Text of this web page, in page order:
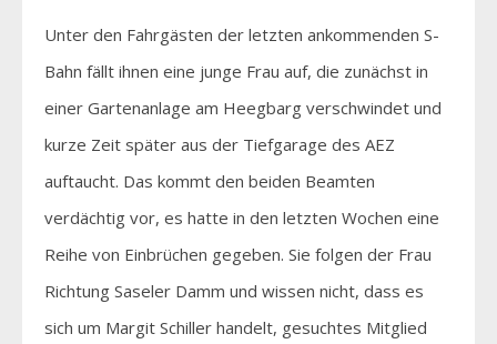
Unter den Fahrgästen der letzten ankommenden S-
Bahn fällt ihnen eine junge Frau auf, die zunächst in
einer Gartenanlage am Heegbarg verschwindet und
kurze Zeit später aus der Tiefgarage des AEZ
auftaucht. Das kommt den beiden Beamten
verdächtig vor, es hatte in den letzten Wochen eine
Reihe von Einbrüchen gegeben. Sie folgen der Frau
Richtung Saseler Damm und wissen nicht, dass es
sich um Margit Schiller handelt, gesuchtes Mitglied